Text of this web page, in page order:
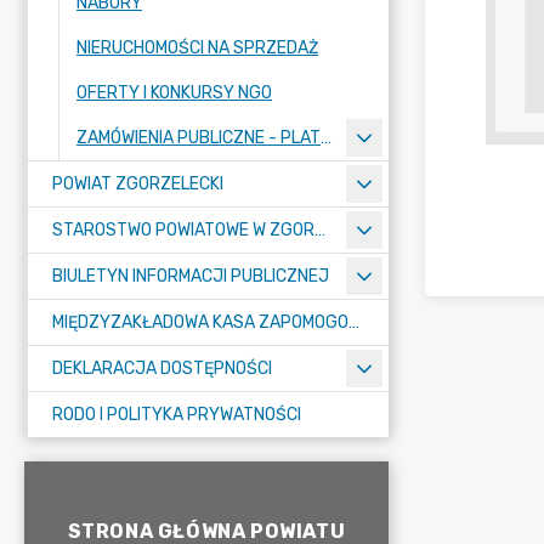
NIERUCHOMOŚCI NA SPRZEDAŻ
OFERTY I KONKURSY NGO
ZAMÓWIENIA PUBLICZNE - PLATFORMA ZAKUPOWA
POWIAT ZGORZELECKI
STAROSTWO POWIATOWE W ZGORZELCU
BIULETYN INFORMACJI PUBLICZNEJ
MIĘDZYZAKŁADOWA KASA ZAPOMOGOWO-POŻYCZKOWA
DEKLARACJA DOSTĘPNOŚCI
RODO I POLITYKA PRYWATNOŚCI
STRONA GŁÓWNA POWIATU